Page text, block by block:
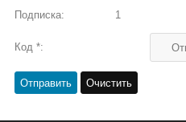
Подписка: 1
Код *: